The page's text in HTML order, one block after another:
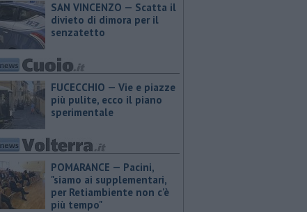
SAN VINCENZO — Scatta il
divieto di dimora per il
senzatetto
FUCECCHIO — Vie e piazze
più pulite, ecco il piano
sperimentale
POMARANCE — Pacini,
"siamo ai supplementari,
per Retiambiente non c'è
più tempo"